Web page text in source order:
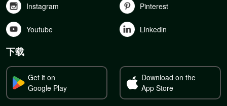
Instagram Pinterest
Youtube Linkedln
下载
Get it on
Google Play
Download on the
App Store